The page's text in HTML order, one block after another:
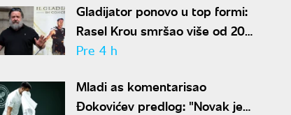
Gladijator ponovo u top formi:
Rasel Krou smršao više od 20
kilograma pa zapalio društvene
Pre 4 h
Mladi as komentarisao
Đokovićev predlog: "Novak je